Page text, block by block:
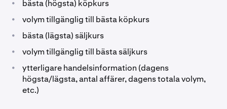
• bästa (högsta) köpkurs
• volym tillgänglig till bästa köpkurs
• bästa (lägsta) säljkurs
• volym tillgänglig till bästa säljkurs
•
ytterligare handelsinformation (dagens
högsta/lägsta, antal affärer, dagens totala volym,
etc.)